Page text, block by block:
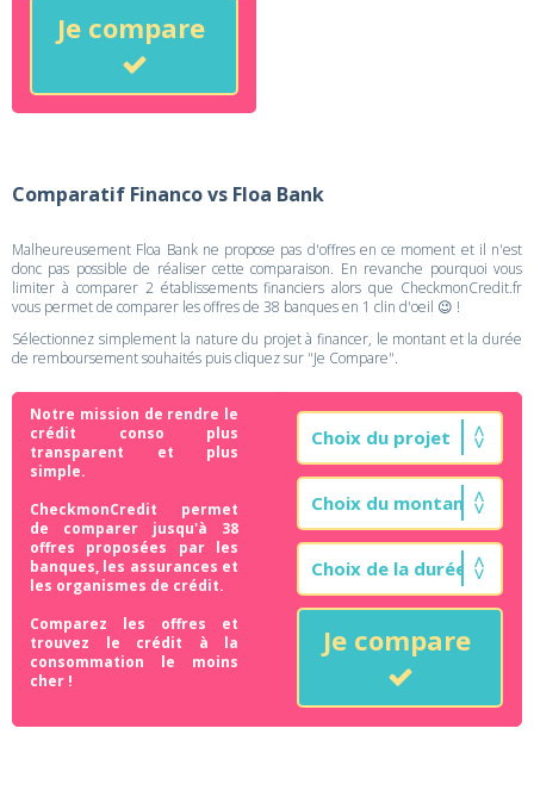
Je compare
Comparatif Financo vs Floa Bank
Malheureusement Floa Bank ne propose pas d'offres en ce moment et il n'est
donc pas possible de réaliser cette comparaison. En revanche pourquoi vous
limiter à comparer 2 établissements financiers alors que CheckmonCredit.fr
vous permet de comparer les offres de 38 banques en 1 clin d'oeil 😉 !
Sélectionnez simplement la nature du projet à financer, le montant et la durée
de remboursement souhaités puis cliquez sur "Je Compare".
Notre mission de rendre le
crédit conso plus
transparent et plus
simple.
CheckmonCredit permet
de comparer jusqu'à 38
offres proposées par les
banques, les assurances et
les organismes de crédit.
Comparez les offres et
trouvez le crédit à la
consommation le moins
cher !
Je compare